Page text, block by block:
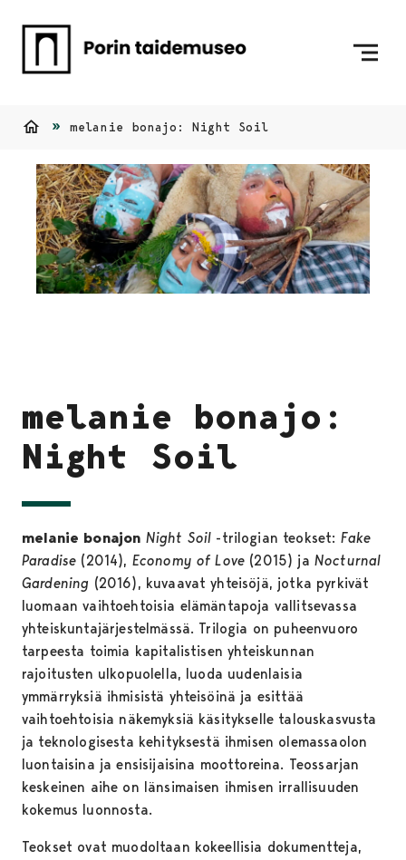
melanie bonajo: Night Soil
melanie bonajo:
Night Soil
melanie bonajon Night Soil -trilogian teokset: Fake
Paradise (2014), Economy of Love (2015) ja Nocturnal
Gardening (2016), kuvaavat yhteisöjä, jotka pyrkivät
luomaan vaihtoehtoisia elämäntapoja vallitsevassa
yhteiskuntajärjestelmässä. Trilogia on puheenvuoro
tarpeesta toimia kapitalistisen yhteiskunnan
rajoitusten ulkopuolella, luoda uudenlaisia ​​​​
ymmärryksiä ihmisistä yhteisöinä ja esittää
vaihtoehtoisia näkemyksiä käsitykselle talouskasvusta
ja teknologisesta kehityksestä ihmisen olemassaolon
luontaisina ja ensisijaisina moottoreina. Teossarjan
keskeinen aihe on länsimaisen ihmisen irrallisuuden
kokemus luonnosta.
Teokset ovat muodoltaan kokeellisia dokumentteja,